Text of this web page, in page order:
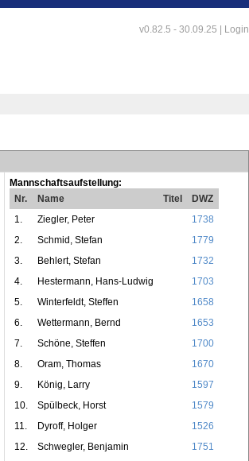
v0.82.5 - 30.09.25 | Login
Mannschaftsaufstellung:
Nr.
Name Titel
DWZ
1.
Ziegler, Peter
1738
2.
Schmid, Stefan
1779
3.
Behlert, Stefan
1732
4.
Hestermann, Hans-Ludwig
1703
5.
Winterfeldt, Steffen
1658
6.
Wettermann, Bernd
1653
7.
Schöne, Steffen
1700
8.
Oram, Thomas
1670
9.
König, Larry
1597
10.
Spülbeck, Horst
1579
11.
Dyroff, Holger
1526
12.
Schwegler, Benjamin
1751